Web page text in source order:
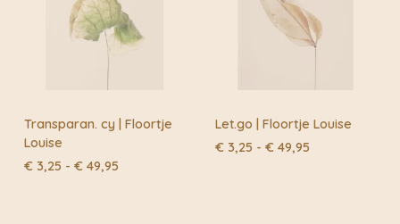
Transparan. cy | Floortje
Louise
€ 3,25 - € 49,95
Let.go | Floortje Louise
€ 3,25 - € 49,95